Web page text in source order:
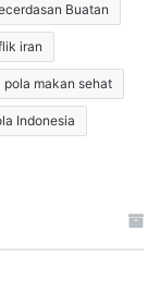
Buatan
iran
pola makan sehat
Indonesia